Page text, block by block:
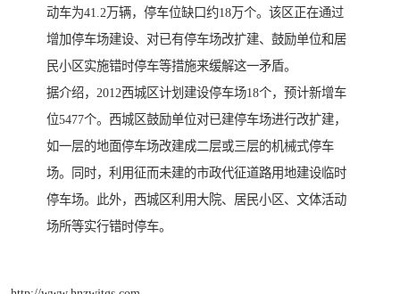
动车为41.2万辆，停车位缺口约18万个。该区正在通过
增加停车场建设、对已有停车场改扩建、鼓励单位和居
民小区实施错时停车等措施来缓解这一矛盾。
据介绍，2012西城区计划建设停车场18个，预计新增车
位5477个。西城区鼓励单位对已建停车场进行改扩建，
如一层的地面停车场改建成二层或三层的机械式停车
场。同时，利用征而未建的市政代征道路用地建设临时
停车场。此外，西城区利用大院、居民小区、文体活动
场所等实行错时停车。